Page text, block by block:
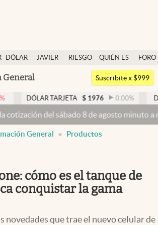
DÓLAR
JAVIER
RIESGO
QUIÉN ES
QUIÉN
FORO
Argentina
México
Suscribite x $999
TARJETA $ 1976 0.00% DÓLAR MEP
del sábado 8 de agosto minuto a minuto
General Productos
cómo es el tanque de
conquistar la gama
novedades que trae el nuevo celular de